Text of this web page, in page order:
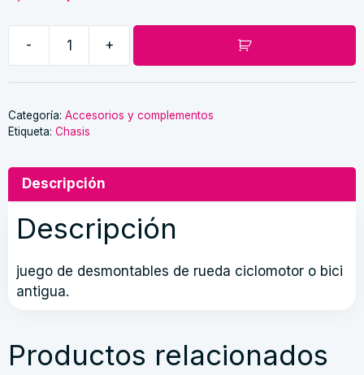
era:
actual
es:
-
cantidad
+
Categoría: Accesorios y complementos
Etiqueta: Chasis
Descripción
Descripción
juego de desmontables de rueda ciclomotor o bici
antigua.
Productos relacionados